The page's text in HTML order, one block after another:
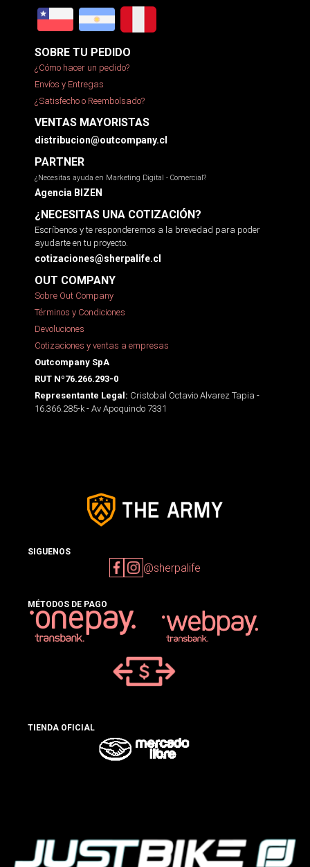
SOBRE TU PEDIDO
¿Cómo hacer un pedido?
Envíos y Entregas
¿Satisfecho o Reembolsado?
VENTAS MAYORISTAS
distribucion@outcompany.cl
PARTNER
¿Necesitas ayuda en Marketing Digital - Comercial?
Agencia BIZEN
¿NECESITAS UNA COTIZACIÓN?
Escríbenos y te responderemos a la brevedad para poder
ayudarte en tu proyecto.
cotizaciones@sherpalife.cl
OUT COMPANY
Sobre Out Company
Términos y Condiciones
Devoluciones
Cotizaciones y ventas a empresas
Outcompany SpA
RUT Nº76.266.293-0
Representante Legal: Cristobal Octavio Alvarez Tapia -
16.366.285-k - Av Apoquindo 7331
SIGUENOS
@sherpalife
MÉTODOS DE PAGO
TIENDA OFICIAL